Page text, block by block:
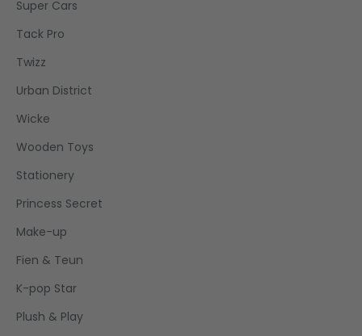
Super Cars
Tack Pro
Twizz
Urban District
Wicke
Wooden Toys
Stationery
Princess Secret
Make-up
Fien & Teun
K-pop Star
Plush & Play